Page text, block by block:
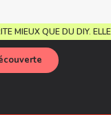
MIEUX QUE DU